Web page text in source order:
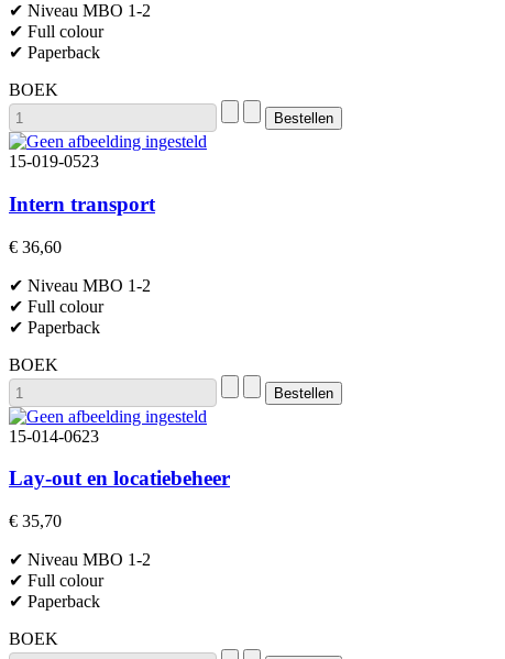
✔ Niveau MBO 1-2
✔ Full colour
✔ Paperback
BOEK
15-019-0523
Intern transport
€ 36,60
✔ Niveau MBO 1-2
✔ Full colour
✔ Paperback
BOEK
15-014-0623
Lay-out en locatiebeheer
€ 35,70
✔ Niveau MBO 1-2
✔ Full colour
✔ Paperback
BOEK